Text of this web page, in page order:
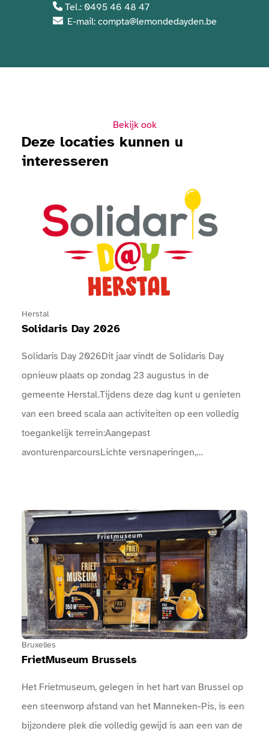
Tel.: 0495 46 48 47
E-mail: compta@lemondedayden.be
Bekijk ook
Deze locaties kunnen u
interesseren
Herstal
Solidaris Day 2026
Solidaris Day 2026Dit jaar vindt de Solidaris Day
opnieuw plaats op zondag 23 augustus in de
gemeente Herstal.Tijdens deze dag kunt u genieten
van een breed scala aan activiteiten op een volledig
toegankelijk terrein:Aangepast
avonturenparcoursLichte versnaperingen,
mee feesten! U zult niet teleurgesteld zijn!Het
volledige programma met concerten, animatie, sport,
…: Een boog markeert de ingang van het
evenement.Bij de ingangen is een infopunt
aanwezig.Er zijn sanitaire voorzieningen
beschikbaar.Er zijn drinkwaterpunten beschikbaar.
Bruxelles
FrietMuseum Brussels
Het Frietmuseum, gelegen in het hart van Brussel op
een steenworp afstand van het Manneken-Pis, is een
bijzondere plek die volledig gewijd is aan een van de
Bekijk FrietMuseum Brussels